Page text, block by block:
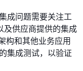
成问题需要关注工
及供应商提供的集成
构和其他业务应用
集成测试，以验证